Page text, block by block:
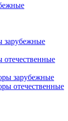
зарубежные
зарубежные
отечественные